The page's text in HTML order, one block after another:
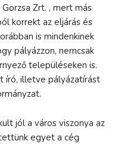
Zrt. , mert más
korrekt az eljárás és
is mindenkinek
pályázzon, nemcsak
településeken is.
író, illetve pályázatírást
jól a város viszonya az
egyet a cég